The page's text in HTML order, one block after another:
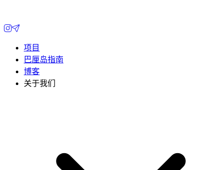
项目
巴厘岛指南
博客
关于我们